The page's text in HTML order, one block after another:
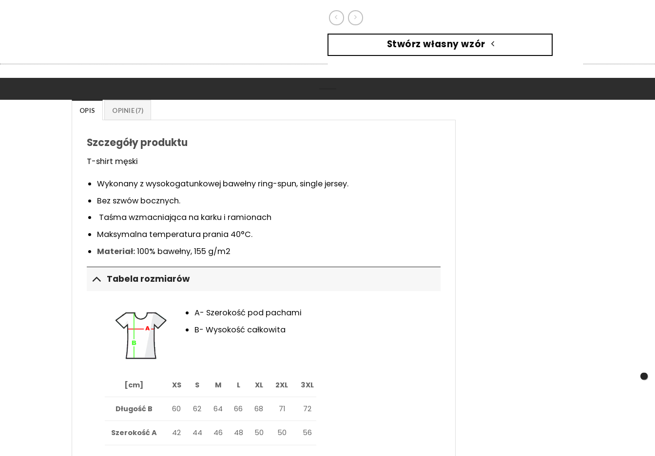
Stwórz własny wzór
OPIS OPINIE (7)
Szczegóły produktu
T-shirt męski
Wykonany z wysokogatunkowej bawełny ring-spun, single jersey. ​
Bez szwów bocznych.
Taśma wzmacniająca na karku i ramionach
Maksymalna temperatura prania 40°C.
Materiał:100% bawełny, 155 g/m2
Tabela rozmiarów
A- Szerokość pod pachami
B- Wysokość całkowita
[cm] XS S M L XL 2XL 3XL
Długość B 60 62 64 66 68 71 72
Szerokość A 42 44 46 48 50 50 56